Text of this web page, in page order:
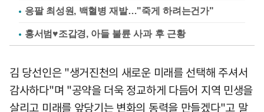
응팔 최성원, 백혈병 재발…"죽게 하려는건가"
홍서범♥조갑경, 아들 불륜 사과 후 근황
김 당선인은 "생거진천의 새로운 미래를 선택해 주셔서
감사하다"며 "공약을 더욱 정교하게 다듬어 지역 민생을
살리고 미래를 앞당기는 변화의 동력을 만들겠다"고 말